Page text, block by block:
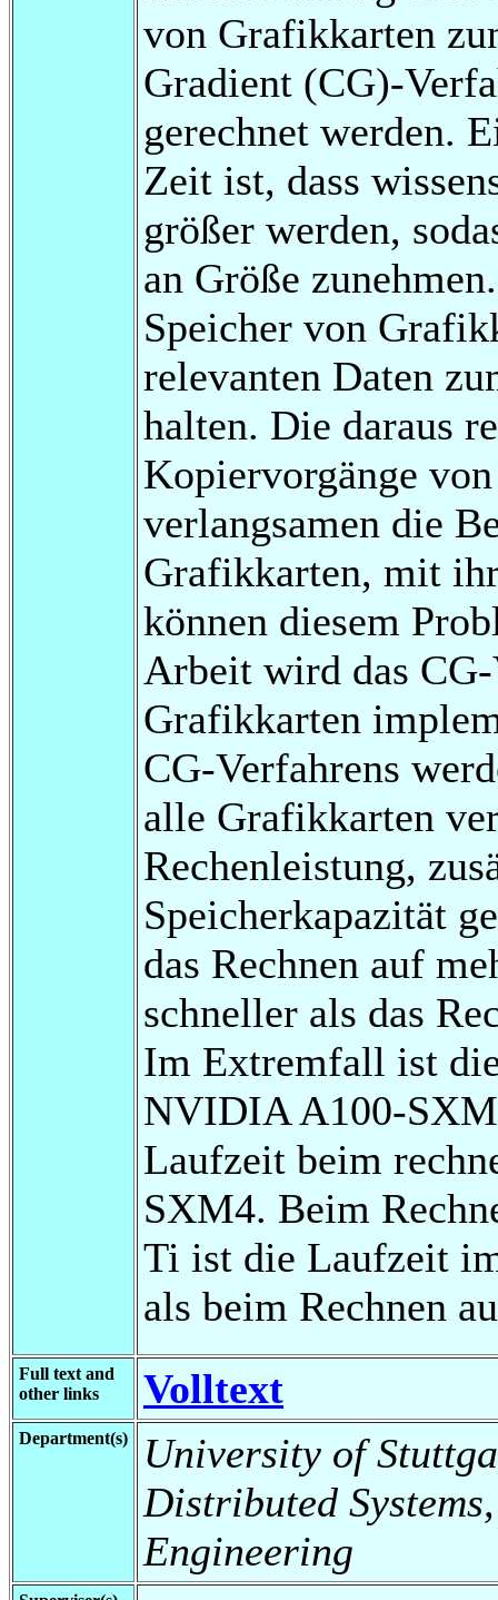
von Grafikkarten
Gradient (CG)-
gerechnet werden.
Zeit ist, dass
größer werden,
an Größe
Speicher von
relevanten Daten
halten. Die daraus
Kopiervorgänge
verlangsamen die
Grafikkarten, mit
können diesem
Arbeit wird das
Grafikkarten
CG-Verfahrens
alle Grafikkarten
Rechenleistung,
Speicherkapazität
das Rechnen auf
schneller als das
Im Extremfall ist
NVIDIA A100-
Laufzeit beim
SXM4. Beim
Ti ist die Laufzeit
als beim Rechnen
Full text and
other links
Volltext
Department(s)
University of
Distributed
Engineering